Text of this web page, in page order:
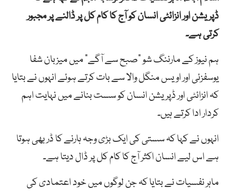
ڈپریشن اور انزائٹی انسان کو آج کا کام کل پر ڈالنے پر مجبور
کرتی ہے۔
ہم نیوز کے مارننگ شو “صبح سے آگے” میں میزبان شفا
یوسفزئی اور اویس منگل والا سے بات کرتے ہوئے انہوں نے بتایا
کہ انزائٹی اور ڈپریشن انسان کو سست بنانے میں نہایت اہم
کردار ادا کرتے ہیں۔
انہوں نے کہا کہ سستی کی ایک بڑی وجہ ہارنے کا ڈر بھی ہوتا
ہے اس لیے انسان اکثر آج کا کام کل پر ڈال دیتا ہے۔
ماہر نفسیات نے بتایا کہ جن لوگوں میں خود اعتمادی کی